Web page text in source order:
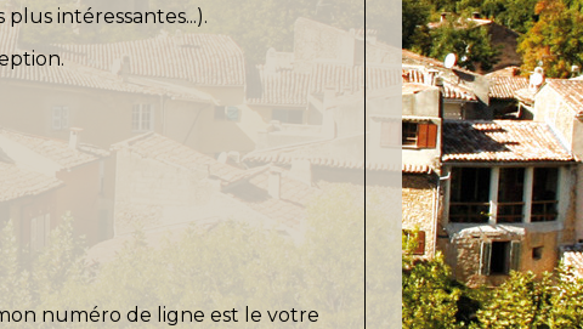
intéressantes...).
numéro de ligne est le votre